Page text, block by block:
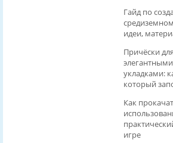
Гайд по
идеи,
Причёски
укладками:
который
Как
игре